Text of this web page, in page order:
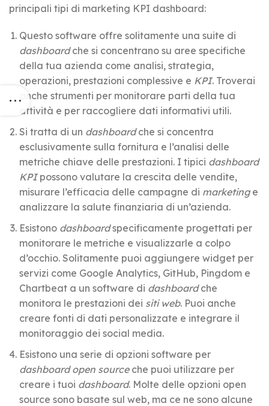
principali tipi di marketing KPI dashboard:
Questo software offre solitamente una suite di
dashboardche si concentrano su aree specifiche
della tua azienda come analisi, strategia,
operazioni, prestazioni complessive e KPI. Troverai
anche strumenti per monitorare parti della tua
attività e per raccogliere dati informativi utili.
Si tratta di un dashboardche si concentra
esclusivamente sulla fornitura e l’analisi delle
metriche chiave delle prestazioni. I tipici dashboard
KPIpossono valutare la crescita delle vendite,
misurare l’efficacia delle campagne di marketinge
analizzare la salute finanziaria di un’azienda.
Esistono dashboardspecificamente progettati per
monitorare le metriche e visualizzarle a colpo
d’occhio. Solitamente puoi aggiungere widget per
servizi come Google Analytics, GitHub, Pingdom e
Chartbeat a un software di dashboardche
monitora le prestazioni dei siti web. Puoi anche
creare fonti di dati personalizzate e integrare il
monitoraggio dei social media.
Esistono una serie di opzioni software per
dashboard open sourceche puoi utilizzare per
creare i tuoi dashboard. Molte delle opzioni open
source sono basate sul web, ma ce ne sono alcune